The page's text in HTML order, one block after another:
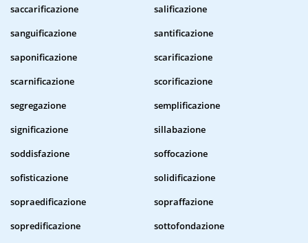
saccarificazione
salificazione
sanguificazione
santificazione
saponificazione
scarificazione
scarnificazione
scorificazione
segregazione
semplificazione
significazione
sillabazione
soddisfazione
soffocazione
sofisticazione
solidificazione
sopraedificazione
sopraffazione
sopredificazione
sottofondazione